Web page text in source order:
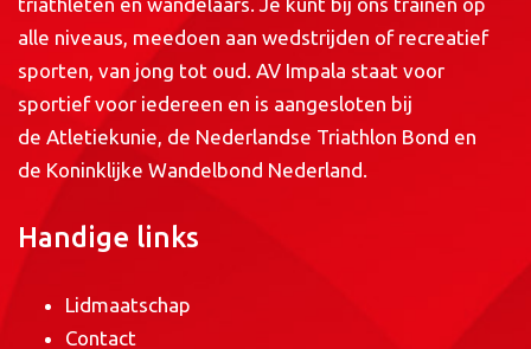
alle niveaus, meedoen aan wedstrijden of recreatief
sporten, van jong tot oud. AV Impala staat voor
sportief voor iedereen en is aangesloten bij
de Atletiekunie, de Nederlandse Triathlon Bond en
de Koninklijke Wandelbond Nederland.
Handige links
Lidmaatschap
Contact